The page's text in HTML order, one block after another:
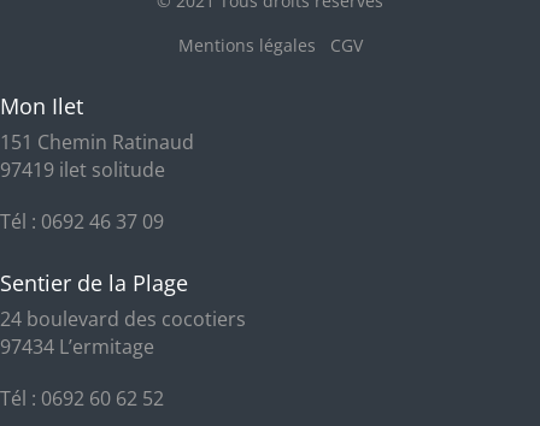
Mentions légales CGV
Mon Ilet
151 Chemin Ratinaud
97419 ilet solitude
Tél : 0692 46 37 09
Sentier de la Plage
24 boulevard des cocotiers
97434 L’ermitage
Tél : 0692 60 62 52